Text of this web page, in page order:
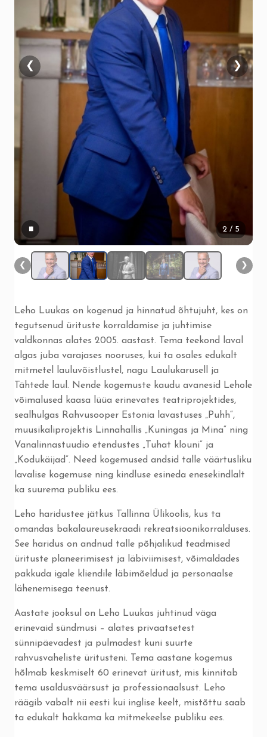
❮ ❯
2 / 5
▮▮
❮ ❯
Leho Luukas on kogenud ja hinnatud õhtujuht, kes on
tegutsenud ürituste korraldamise ja juhtimise
valdkonnas alates 2005. aastast. Tema teekond laval
algas juba varajases nooruses, kui ta osales edukalt
mitmetel lauluvõistlustel, nagu Laulukarusell ja
Tähtede laul. Nende kogemuste kaudu avanesid Lehole
võimalused kaasa lüüa erinevates teatriprojektides,
sealhulgas Rahvusooper Estonia lavastuses „Puhh“,
muusikaliprojektis Linnahallis „Kuningas ja Mina“ ning
Vanalinnastuudio etendustes „Tuhat klouni“ ja
„Kodukäijad“. Need kogemused andsid talle väärtusliku
lavalise kogemuse ning kindluse esineda enesekindlalt
ka suurema publiku ees.
Leho haridustee jätkus Tallinna Ülikoolis, kus ta
omandas bakalaureusekraadi rekreatsioonikorralduses.
See haridus on andnud talle põhjalikud teadmised
ürituste planeerimisest ja läbiviimisest, võimaldades
pakkuda igale kliendile läbimõeldud ja personaalse
lähenemisega teenust.
Aastate jooksul on Leho Luukas juhtinud väga
erinevaid sündmusi – alates privaatsetest
sünnipäevadest ja pulmadest kuni suurte
rahvusvaheliste üritusteni. Tema aastane kogemus
hõlmab keskmiselt 60 erinevat üritust, mis kinnitab
tema usaldusväärsust ja professionaalsust. Leho
räägib vabalt nii eesti kui inglise keelt, mistõttu saab
ta edukalt hakkama ka mitmekeelse publiku ees.